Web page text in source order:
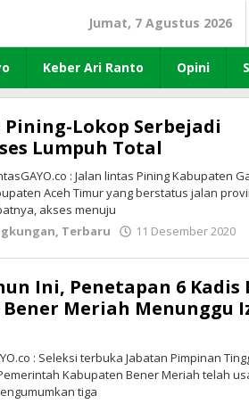
Jumat, 7 Agustus 2026
Keber Ari Ranto Opini
Lokop Serbejadi
Lumpuh Total
: Jalan lintas Pining Kabupaten
Aceh Timur yang berstatus jalan
akses menuju
, Terbaru 11 Desember 2020
Ini, Penetapan 6 Kadis
Bener Meriah Menunggu
: Seleksi terbuka Jabatan Pimpinan
Kabupaten Bener Meriah telah
tiga